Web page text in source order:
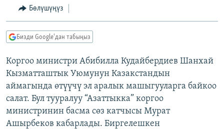
МАДАНИЯТ
ТВ ПРОГРАММАЛАР
ЭКСПЕРТТЕР ТАЛДАЙТ
БИЗ ЖАНА ДҮЙНӨ
ЭЖЕ-СИҢДИЛЕР
АЗАТТЫК+
ӨЗГӨЧӨ ПИКИР
Русский
ОНЛАЙН ШЕРИНЕ
Бөлүшүңүз
Бизди Google'дан табыңыз
Коргоо министри Абибилла Кудайбердиев Шанхай
Кызматташтык Уюмунун Казакстандын
аймагында өтүүчү эл аралык машыгууларга байкоо
салат. Бул тууралуу “Азаттыкка” коргоо
министринин басма сөз катчысы Мурат
Ашырбеков кабарлады. Биргелешкен